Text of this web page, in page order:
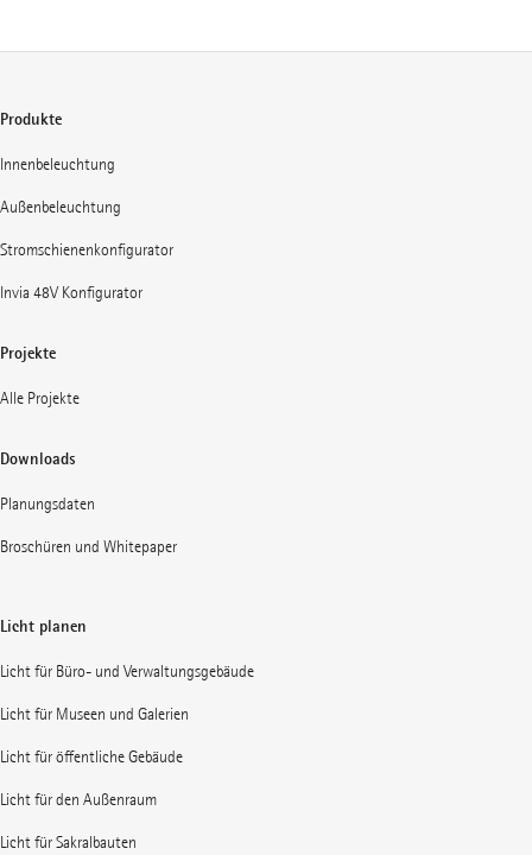
Produkte
Innenbeleuchtung
Außenbeleuchtung
Stromschienenkonfigurator
Invia 48V Konfigurator
Projekte
Alle Projekte
Downloads
Planungsdaten
Broschüren und Whitepaper
Licht planen
Licht für Büro- und Verwaltungsgebäude
Licht für Museen und Galerien
Licht für öffentliche Gebäude
Licht für den Außenraum
Licht für Sakralbauten